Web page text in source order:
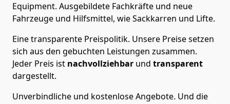
Equipment. Ausgebildete Fachkräfte und neue
Fahrzeuge und Hilfsmittel, wie Sackkarren und Lifte.
Eine transparente Preispolitik. Unsere Preise setzen
sich aus den gebuchten Leistungen zusammen.
Jeder Preis ist nachvollziehbar und transparent
dargestellt.
Unverbindliche und kostenlose Angebote. Und die